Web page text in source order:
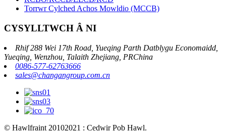
Torrwr Cylched Achos Mowldio (MCCB)
CYSYLLTWCH Â NI
Rhif 288 Wei 17th Road, Yueqing Parth Datblygu Economaidd,
Yueqing, Wenzhou, Talaith Zhejiang, PRChina
0086-577-62763666
sales@changangroup.com.cn
© Hawlfraint 20102021 : Cedwir Pob Hawl.